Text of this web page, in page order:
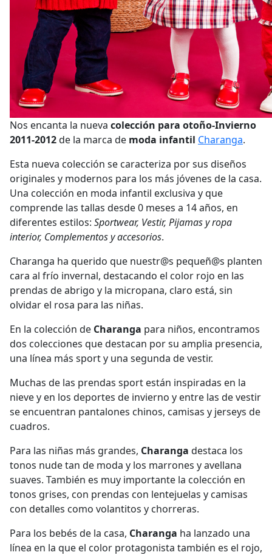
Nos encanta la nueva colección para otoño-Invierno
2011-2012de la marca de moda infantil Charanga.
Esta nueva colección se caracteriza por sus diseños
originales y modernos para los más jóvenes de la casa.
Una colección en moda infantil exclusiva y que
comprende las tallas desde 0 meses a 14 años, en
diferentes estilos: Sportwear, Vestir, Pijamas y ropa
interior, Complementos y accesorios.
Charanga ha querido que nuestr@s pequeñ@s planten
cara al frío invernal, destacando el color rojo en las
prendas de abrigo y la micropana, claro está, sin
olvidar el rosa para las niñas.
En la colección de Charanga para niños, encontramos
dos colecciones que destacan por su amplia presencia,
una línea más sport y una segunda de vestir.
Muchas de las prendas sport están inspiradas en la
nieve y en los deportes de invierno y entre las de vestir
se encuentran pantalones chinos, camisas y jerseys de
cuadros.
Para las niñas más grandes, Charanga destaca los
tonos nude tan de moda y los marrones y avellana
suaves. También es muy importante la colección en
tonos grises, con prendas con lentejuelas y camisas
con detalles como volantitos y chorreras.
Para los bebés de la casa, Charanga ha lanzado una
línea en la que el color protagonista también es el rojo,